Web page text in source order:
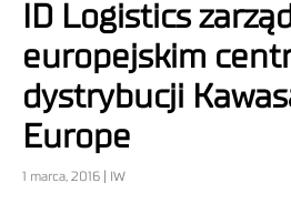
ID Logistics
europejskim
dystrybucji
Europe
1 marca, 2016 | IW